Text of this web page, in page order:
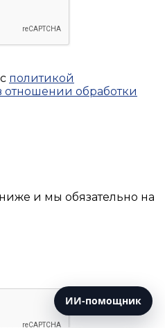
политикой
обработки
и мы обязательно на
ИИ-помощник